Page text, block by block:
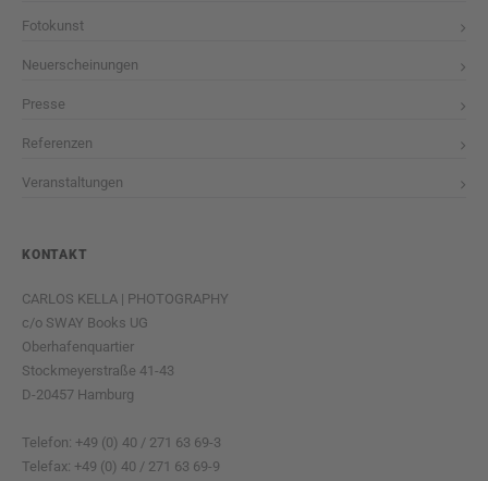
Fotokunst
Neuerscheinungen
Presse
Referenzen
Veranstaltungen
KONTAKT
CARLOS KELLA | PHOTOGRAPHY
c/o SWAY Books UG
Oberhafenquartier
Stockmeyerstraße 41-43
D-20457 Hamburg
Telefon: +49 (0) 40 / 271 63 69-3
Telefax: +49 (0) 40 / 271 63 69-9